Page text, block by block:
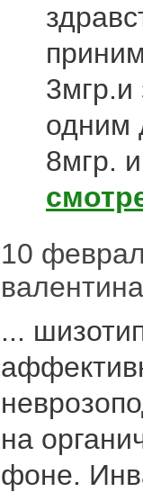
3мгр.и
одним
8мгр.
10
...
на
фоне.